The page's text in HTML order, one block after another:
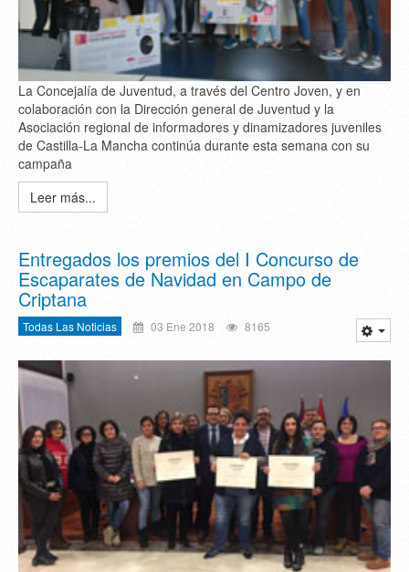
La Concejalía de Juventud, a través del Centro Joven, y en
colaboración con la Dirección general de Juventud y la
Asociación regional de informadores y dinamizadores juveniles
de Castilla-La Mancha continúa durante esta semana con su
campaña
Leer más...
Entregados los premios del I Concurso de
Escaparates de Navidad en Campo de
Criptana
Todas Las Noticias 03 Ene 2018 8165